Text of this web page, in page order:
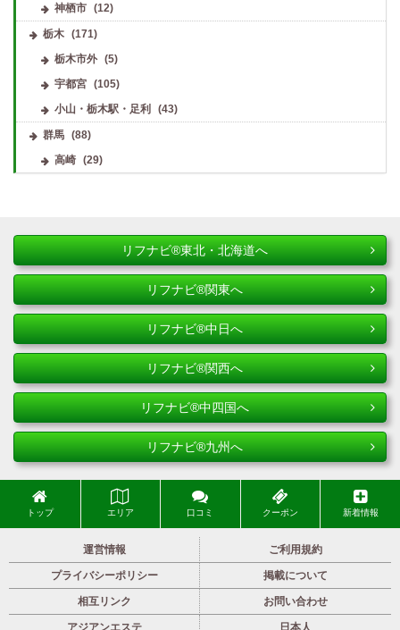
神栖市
(12)
栃木 (171)
栃木市外
(5)
宇都宮
(105)
小山・栃木駅・足利
(43)
群馬 (88)
高崎
(29)
リフナビ®東北・北海道へ
リフナビ®関東へ
リフナビ®中日へ
リフナビ®関西へ
リフナビ®中四国へ
リフナビ®九州へ
トップ エリア 口コミ クーポン 新着情報
運営情報 ご利用規約
プライバシーポリシー 掲載について
相互リンク お問い合わせ
アジアンエステ 日本人